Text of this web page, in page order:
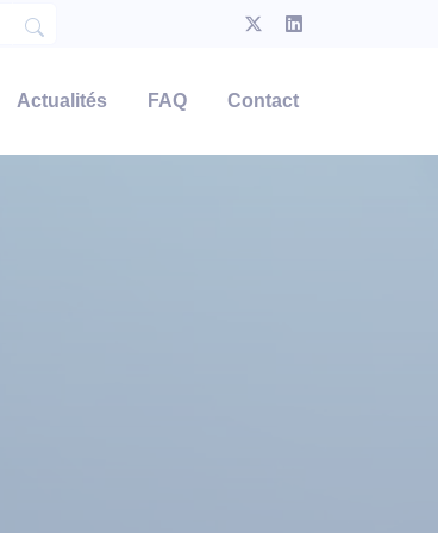
Actualités FAQ Contact